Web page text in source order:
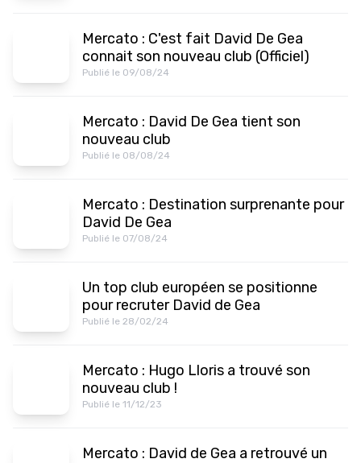
Mercato : C'est fait David De Gea
connait son nouveau club (Officiel)
Publié le 09/08/24
Mercato : David De Gea tient son
nouveau club
Publié le 08/08/24
Mercato : Destination surprenante pour
David De Gea
Publié le 07/08/24
Un top club européen se positionne
pour recruter David de Gea
Publié le 28/02/24
Mercato : Hugo Lloris a trouvé son
nouveau club !
Publié le 11/12/23
Mercato : David de Gea a retrouvé un